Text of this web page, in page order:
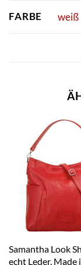
FARBE weiß
Samantha Look
echt Leder,